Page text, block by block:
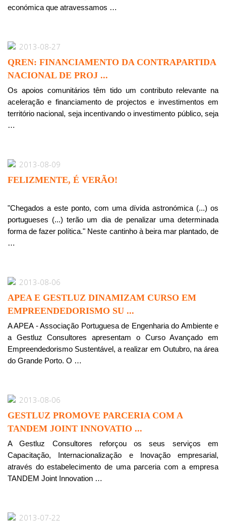
económica que atravessamos …
2013-08-27
QREN: FINANCIAMENTO DA CONTRAPARTIDA
NACIONAL DE PROJ ...
Os apoios comunitários têm tido um contributo relevante na
aceleração e financiamento de projectos e investimentos em
território nacional, seja incentivando o investimento público, seja
…
2013-08-09
FELIZMENTE, É VERÃO!
"Chegados a este ponto, com uma dívida astronómica (...) os
portugueses (...) terão um dia de penalizar uma determinada
forma de fazer política." Neste cantinho à beira mar plantado, de
…
2013-08-06
APEA E GESTLUZ DINAMIZAM CURSO EM
EMPREENDEDORISMO SU ...
A APEA - Associação Portuguesa de Engenharia do Ambiente e
a Gestluz Consultores apresentam o Curso Avançado em
Empreendedorismo Sustentável, a realizar em Outubro, na área
do Grande Porto. O …
2013-08-06
GESTLUZ PROMOVE PARCERIA COM A
TANDEM JOINT INNOVATIO ...
A Gestluz Consultores reforçou os seus serviços em
Capacitação, Internacionalização e Inovação empresarial,
através do estabelecimento de uma parceria com a empresa
TANDEM Joint Innovation …
2013-07-22